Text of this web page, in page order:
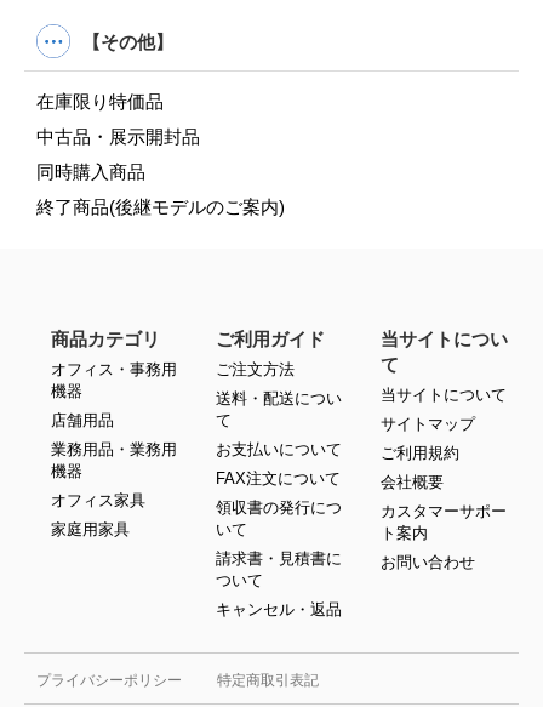
【その他】
在庫限り特価品
中古品・展示開封品
同時購入商品
終了商品(後継モデルのご案内)
プライバシーポリシー 特定商取引表記
商品カテゴリ
オフィス・事務用
機器
店舗用品
業務用品・業務用
機器
オフィス家具
家庭用家具
ご利用ガイド
ご注文方法
送料・配送につい
て
お支払いについて
FAX注文について
領収書の発行につ
いて
請求書・見積書に
ついて
キャンセル・返品
当サイトについ
て
当サイトについて
サイトマップ
ご利用規約
会社概要
カスタマーサポー
ト案内
お問い合わせ